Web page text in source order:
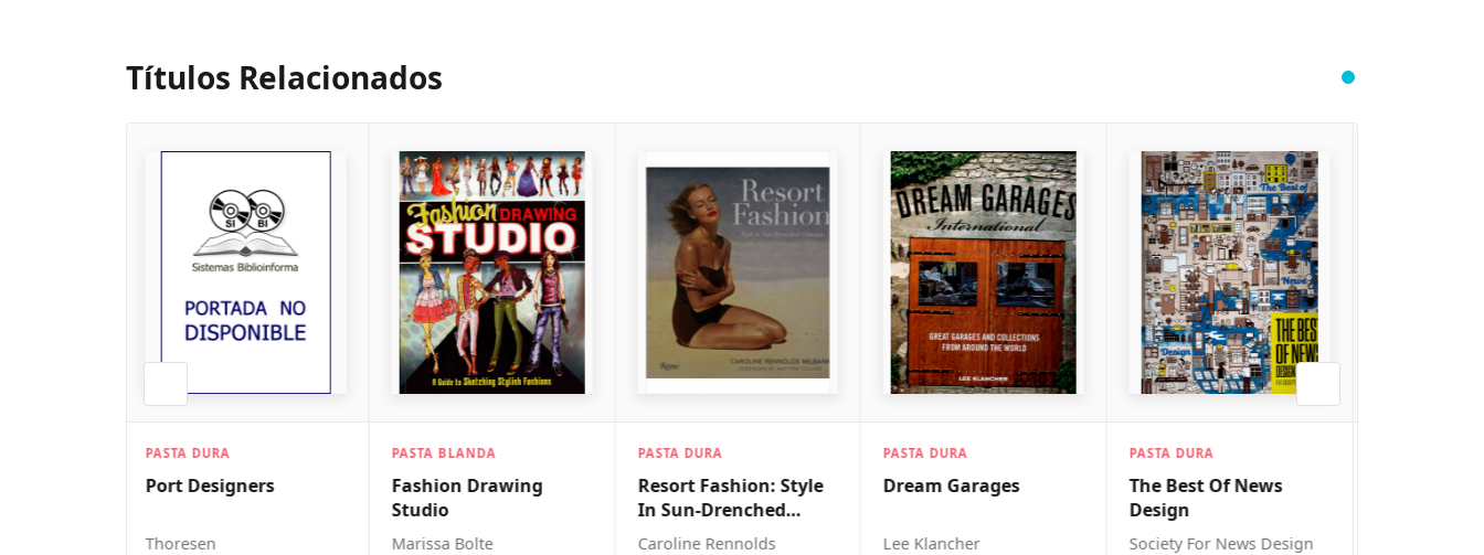
Títulos Relacionados
PASTA BLANDA
Fashion Drawing
Marissa Bolte
PASTA DURA
Resort Fashion: Style
In Sun-Drenched
Climates
Caroline Rennolds
PASTA DURA
Dream Garages
Lee Klancher
PASTA DURA
The Best Of News
Society For News Design
PASTA BLANDA
The Wedding
Ceremony Planner
Judith Johnson